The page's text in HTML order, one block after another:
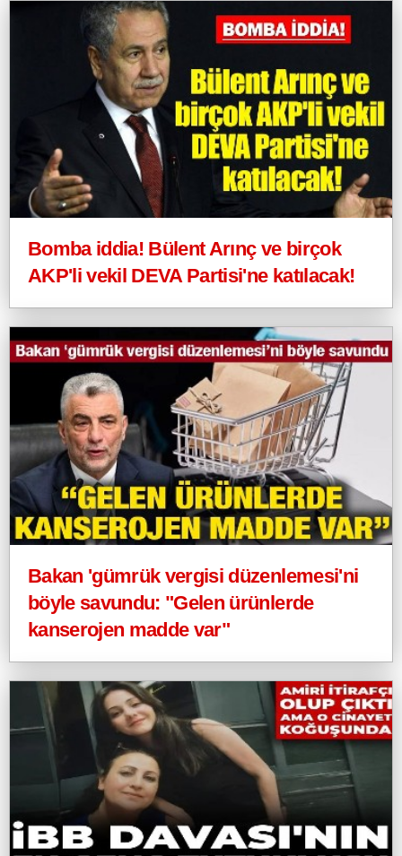
Bomba iddia! Bülent Arınç ve birçok
AKP'li vekil DEVA Partisi'ne katılacak!
Bakan 'gümrük vergisi düzenlemesi'ni
böyle savundu: "Gelen ürünlerde
kanserojen madde var"